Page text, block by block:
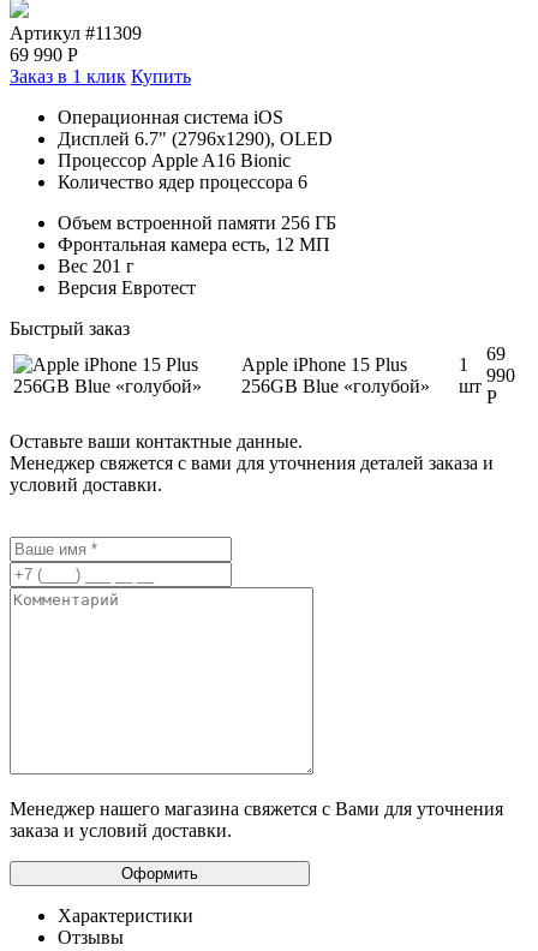
Артикул #11309
69 990 Р
Заказ в 1 клик Купить
Операционная система iOS
Дисплей 6.7" (2796x1290), OLED
Процессор Apple A16 Bionic
Количество ядер процессора 6
Объем встроенной памяти 256 ГБ
Фронтальная камера есть, 12 МП
Вес 201 г
Версия Евротест
Быстрый заказ
Apple iPhone 15 Plus
256GB Blue «голубой»
1
шт
69
990
Р
Оставьте ваши контактные данные.
Менеджер свяжется с вами для уточнения деталей заказа и
условий доставки.
Менеджер нашего магазина свяжется с Вами для уточнения
заказа и условий доставки.
Характеристики
Отзывы